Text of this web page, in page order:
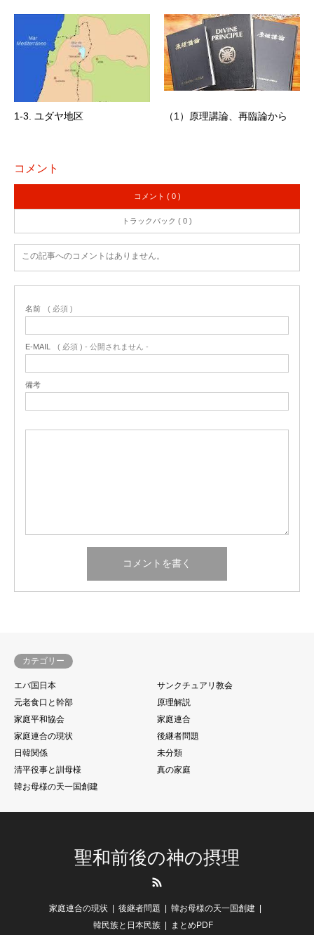
1-3. ユダヤ地区 （1）原理講論、再臨論から
コメント
コメント ( 0 )
トラックバック ( 0 )
この記事へのコメントはありません。
名前 ( 必須 )
E-MAIL ( 必須 ) - 公開されません -
備考
カテゴリー
エバ国日本
サンクチュアリ教会
元老食口と幹部
原理解説
家庭平和協会
家庭連合
家庭連合の現状
後継者問題
日韓関係
未分類
清平役事と訓母様
真の家庭
韓お母様の天一国創建
聖和前後の神の摂理
家庭連合の現状 後継者問題
韓お母様の天一国創建
韓民族と日本民族
まとめPDF